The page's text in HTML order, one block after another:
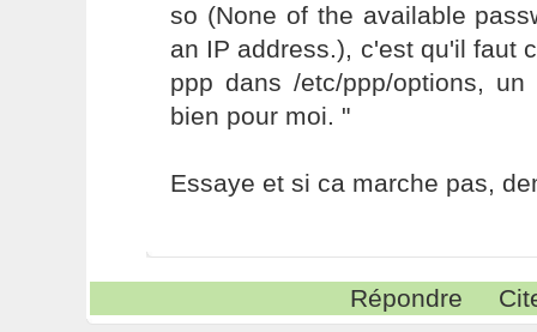
so (None of the available
an IP address.), c'est qu'il faut
ppp dans /etc/ppp/options,
bien pour moi. "
Essaye et si ca marche pas,
Répondre